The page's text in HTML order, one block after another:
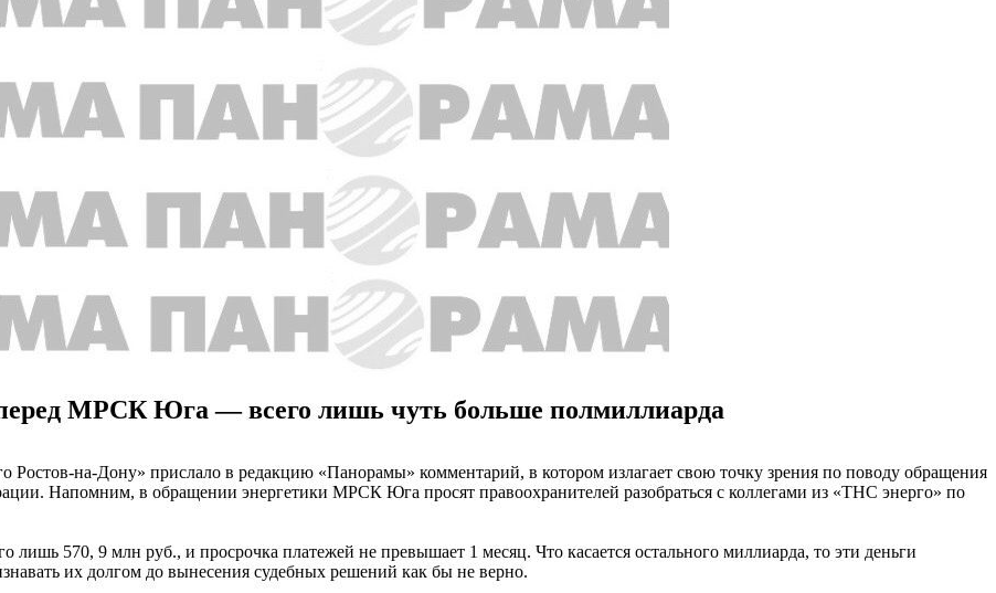
перед МРСК Юга — всего лишь чуть больше полмиллиарда
на-Дону» прислало в редакцию «Панорамы» комментарий, в котором излагает свою точку зрения по поводу обращения
Напомним, в обращении энергетики МРСК Юга просят правоохранителей разобраться с коллегами из «ТНС энерго» по
570, 9 млн руб., и просрочка платежей не превышает 1 месяц. Что касается остального миллиарда, то эти деньги
их долгом до вынесения судебных решений как бы не верно.